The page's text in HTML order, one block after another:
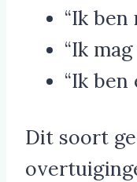
“Ik ben
“Ik
“Ik ben
Dit soort